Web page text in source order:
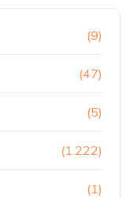
(9)
(47)
(5)
(1.222)
(1)